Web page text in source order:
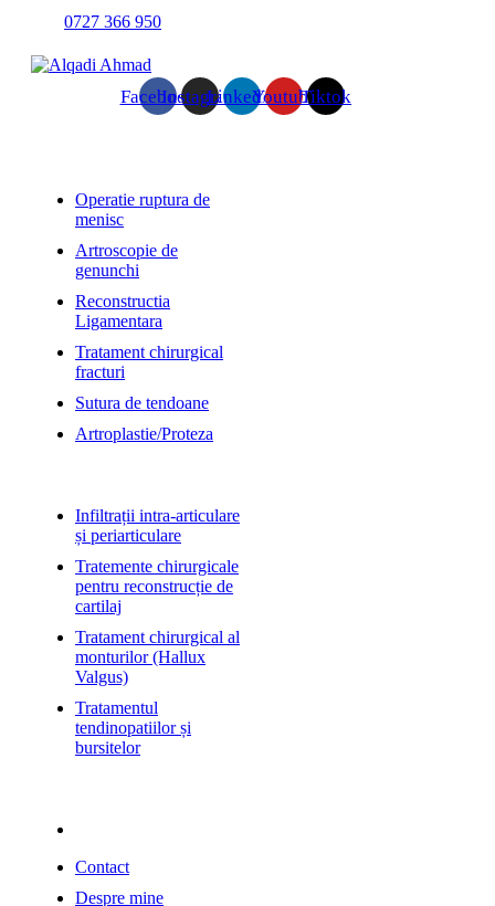
0727 366 950
FacebookInstagramLinkedinYoutubeTiktok
Operatie ruptura de
menisc
Artroscopie de
genunchi
Reconstructia
Ligamentara
Tratament chirurgical
fracturi
Sutura de tendoane
Artroplastie/Proteza
Infiltrații intra-articulare
și periarticulare
Tratemente chirurgicale
pentru reconstrucție de
cartilaj
Tratament chirurgical al
monturilor (Hallux
Valgus)
Tratamentul
tendinopatiilor și
bursitelor
Contact
Despre mine